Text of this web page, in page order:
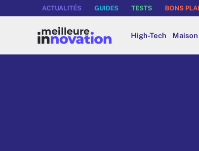
ACTUALITÉS GUIDES TESTS BONS
High-Tech